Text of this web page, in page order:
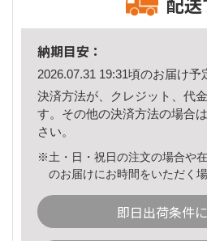
納期目安：
2026.07.31 19:31頃のお届け予
決済方法が、クレジット、代
す。その他の決済方法の場合は
さい。
※土・日・祝日の注文の場合や
のお届けにお時間をいただく
即日出荷条件